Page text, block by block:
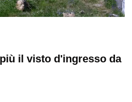
il visto d'ingresso da